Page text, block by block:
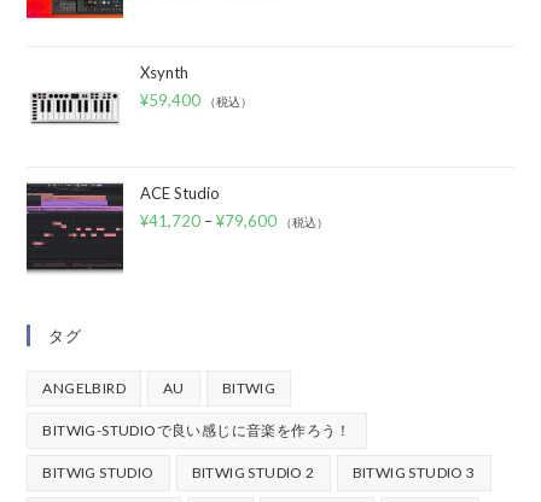
Xsynth
¥59,400 （税込）
ACE Studio
¥41,720 –¥79,600 （税込）
タグ
ANGELBIRD AU BITWIG
BITWIG-STUDIOで良い感じに音楽を作ろう！
BITWIG STUDIO BITWIG STUDIO 2 BITWIG STUDIO 3